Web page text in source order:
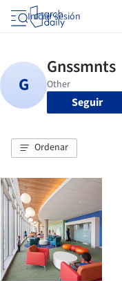
Iniciar sesión
Seguir
Ordenar